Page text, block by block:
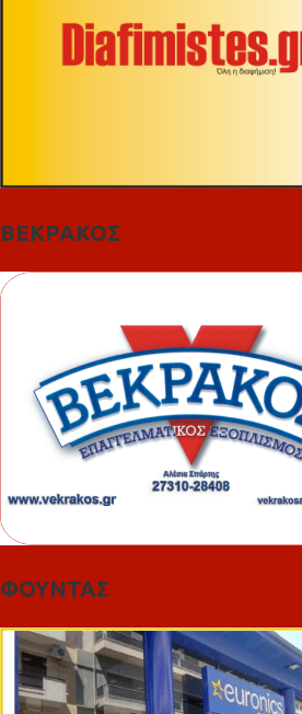
ΒΕΚΡΑΚΟΣ
ΦΟΥΝΤΑΣ